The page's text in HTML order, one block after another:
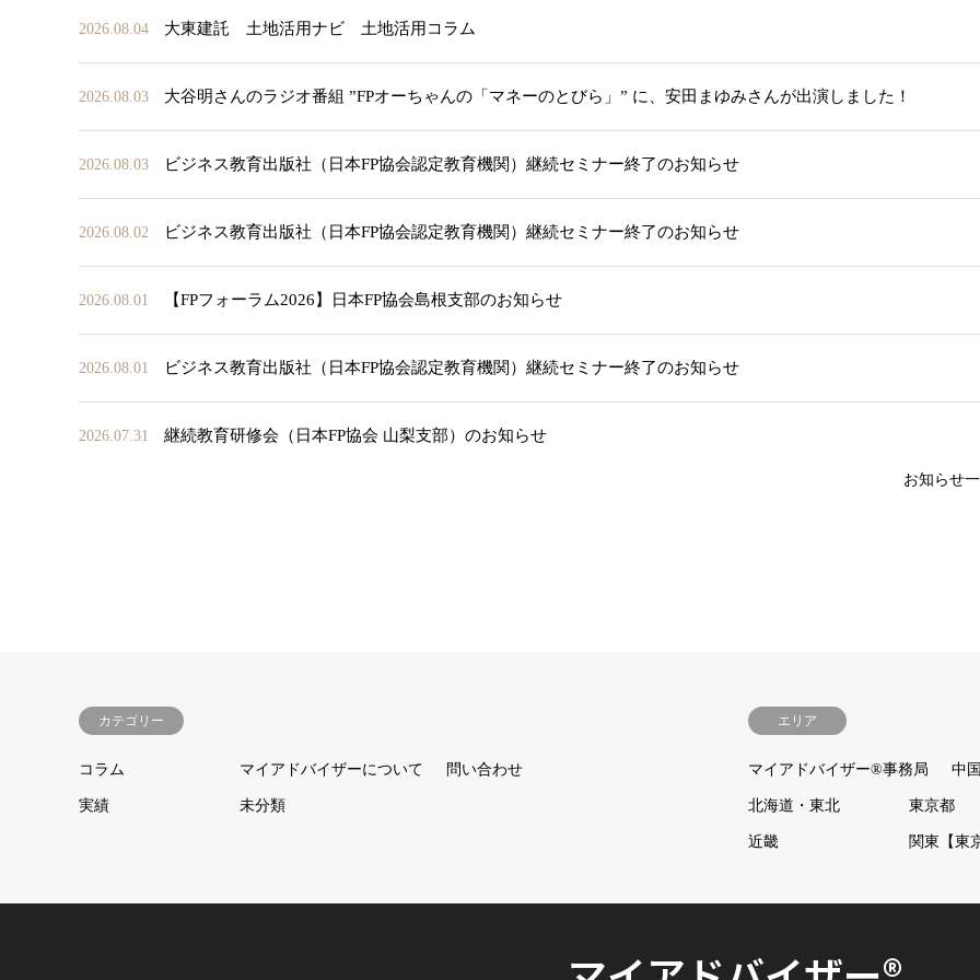
2026.08.04 大東建託 土地活用ナビ 土地活用コラム
2026.08.03 大谷明さんのラジオ番組 ”FPオーちゃんの「マネーのとびら」” に、安田まゆみさんが出演しました！
2026.08.03 ビジネス教育出版社（日本FP協会認定教育機関）継続セミナー終了のお知らせ
2026.08.02 ビジネス教育出版社（日本FP協会認定教育機関）継続セミナー終了のお知らせ
2026.08.01 【FPフォーラム2026】日本FP協会島根支部のお知らせ
2026.08.01 ビジネス教育出版社（日本FP協会認定教育機関）継続セミナー終了のお知らせ
2026.07.31 継続教育研修会（日本FP協会 山梨支部）のお知らせ
お知らせ
カテゴリー
コラム マイアドバイザーについて 問い合わせ
実績 未分類
エリア
マイアドバイザー®事務局 中
北海道・東北 東京都
近畿 関東【東